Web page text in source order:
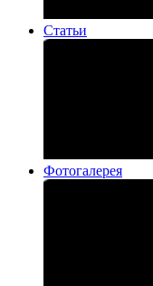
Статьи
Фотогалерея